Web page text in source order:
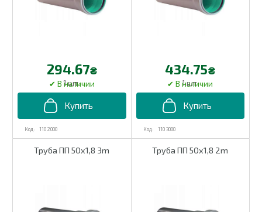
110 2000
294.67₴
1 шт.
110 3000
434.75₴
1 шт.
Труба ПП 50х1,8 3m Труба ПП 50х1,8 2m